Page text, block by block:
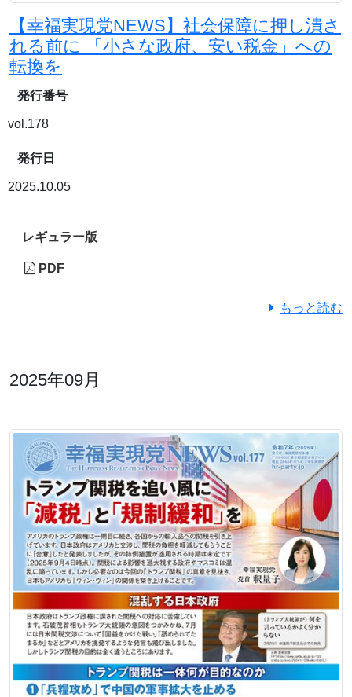
【幸福実現党NEWS】社会保障に押し潰さ
れる前に 「小さな政府、安い税金」への
転換を
発行番号
vol.178
発行日
2025.10.05
レギュラー版
PDF
もっと読む
2025年09月